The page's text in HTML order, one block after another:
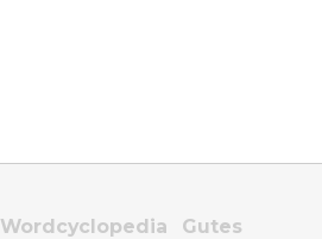
Wordcyclopedia
Gutes